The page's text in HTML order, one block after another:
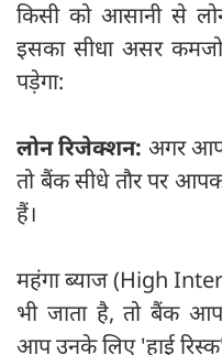
किसी को आसानी से
इसका सीधा असर कमजोर
पड़ेगा:
लोन रिजेक्शन: अगर
तो बैंक सीधे तौर पर
हैं।
महंगा ब्याज (High
भी जाता है, तो बैंक
आप उनके लिए 'हाई